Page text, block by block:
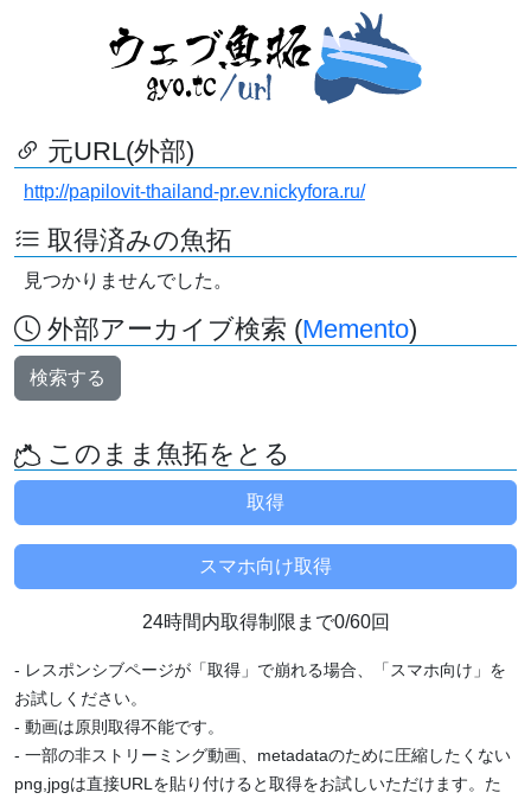
元URL(外部)
http://papilovit-thailand-pr.ev.nickyfora.ru/
取得済みの魚拓
見つかりませんでした。
外部アーカイブ検索 (Memento)
検索する
このまま魚拓をとる
24時間内取得制限まで0/60回
- レスポンシブページが「取得」で崩れる場合、「スマホ向け」を
お試しください。
- 動画は原則取得不能です。
- 一部の非ストリーミング動画、metadataのために圧縮したくない
png,jpgは直接URLを貼り付けると取得をお試しいただけます。た